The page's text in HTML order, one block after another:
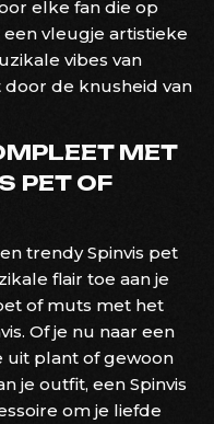
elke fan die op
vleugje artistieke
vibes van
de knusheid van
MET
PET OF
trendy Spinvis pet
flair toe aan je
of muts met het
Of je nu naar een
uit plant of gewoon
je outfit, een Spinvis
om je liefde